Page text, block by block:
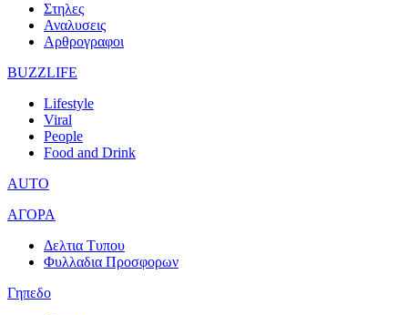
Στηλες
Αναλυσεις
Αρθρογραφοι
BUZZLIFE
Lifestyle
Viral
People
Food and Drink
AUTO
ΑΓΟΡΑ
Δελτια Τυπου
Φυλλαδια Προσφορων
Γηπεδο